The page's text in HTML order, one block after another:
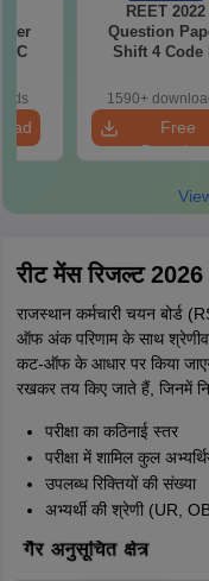
C
REET 2022
Question
Shift 4 Code
1590+
Free
रीट मेंस रिजल्ट
राजस्थान कर्मचारी चयन बोर्ड
ऑफ अंक परिणाम के साथ
कट-ऑफ के आधार पर किया
रखकर तय किए जाते हैं, जिनमें
परीक्षा का कठिनाई स्तर
परीक्षा में शामिल कुल
उपलब्ध रिक्तियों की संख्या
अभ्यर्थी की श्रेणी (UR,